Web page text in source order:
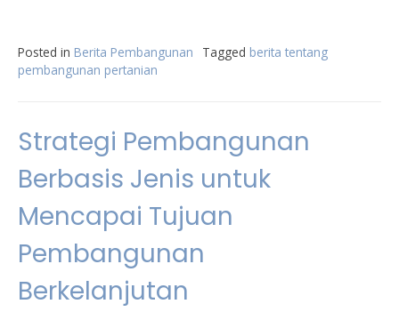
Posted in Berita Pembangunan Tagged berita tentang
pembangunan pertanian
Strategi Pembangunan
Berbasis Jenis untuk
Mencapai Tujuan
Pembangunan
Berkelanjutan